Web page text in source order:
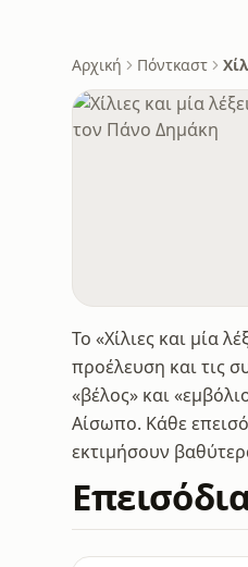
Αρχική Πόντκαστ
Το «Χίλιες και μία
προέλευση και τις
«βέλος» και
Αίσωπο. Κάθε
εκτιμήσουν